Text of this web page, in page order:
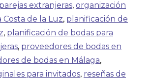
extranjeras, organización
Costa de la Luz, planificación de
, planificación de bodas para
, proveedores de bodas en
de bodas en Málaga,
para invitados, reseñas de